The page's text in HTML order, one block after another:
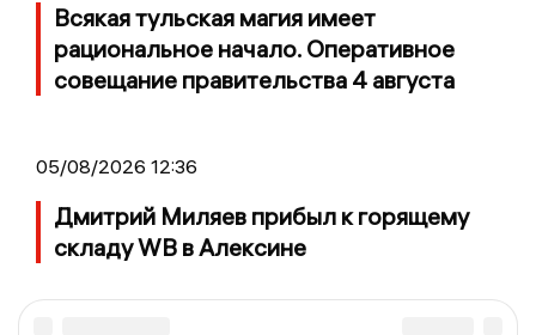
Всякая тульская магия имеет
рациональное начало. Оперативное
совещание правительства 4 августа
05/08/2026 12:36
Дмитрий Миляев прибыл к горящему
складу WB в Алексине